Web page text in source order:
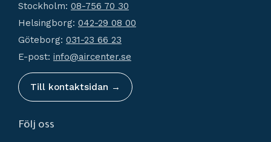
Kondensathantering
Tryckluftstankar
Tillbehör
Köpvillkor
Policy och cookies
Reklamation och retur
Mina sidor
Nyheter
Stockholm: 08-756 70 30
Helsingborg: 042-29 08 00
Göteborg: 031-23 66 23
E-post: info@aircenter.se
Till kontaktsidan →
Följ oss